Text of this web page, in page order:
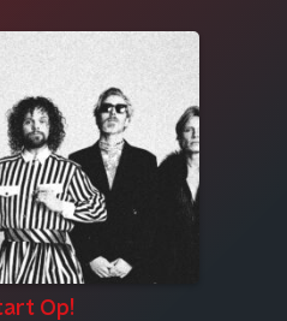
Op!